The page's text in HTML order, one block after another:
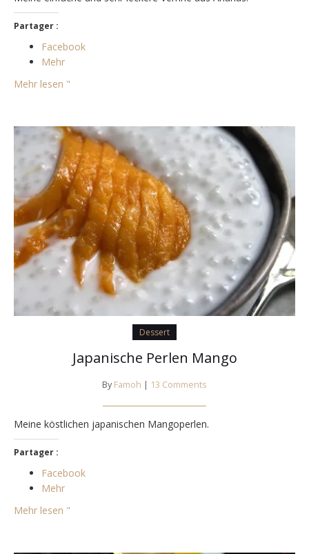
Partager :
Facebook
Mehr
Mehr lesen "
Dessert
Japanische Perlen Mango
By Famoh | 13 Comments
Meine köstlichen japanischen Mangoperlen.
Partager :
Facebook
Mehr
Mehr lesen "